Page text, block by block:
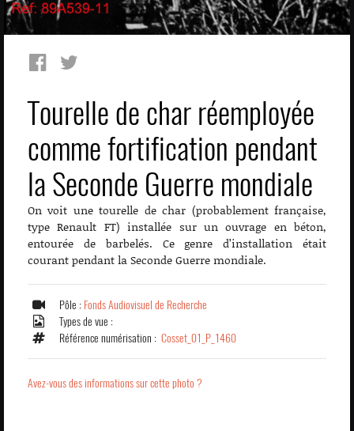
Tourelle de char réemployée
comme fortification pendant
la Seconde Guerre mondiale
On voit une tourelle de char (probablement française,
type Renault FT) installée sur un ouvrage en béton,
entourée de barbelés. Ce genre d’installation était
courant pendant la Seconde Guerre mondiale.
Pôle : Fonds Audiovisuel de Recherche
Types de vue :
Référence numérisation : Cosset_01_P_1460
Avez-vous des informations sur cette photo ?